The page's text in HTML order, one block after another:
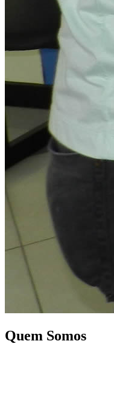
Quem Somos